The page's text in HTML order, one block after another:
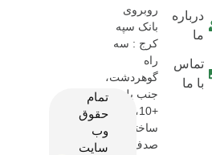
درباره
ما
تماس
با ما
روبروی
بانک سپه
کرج : سه
راه
گوهردشت،
جنب پلیس
+10،
ساختمان
صدف
تمام
حقوق
وب
سایت